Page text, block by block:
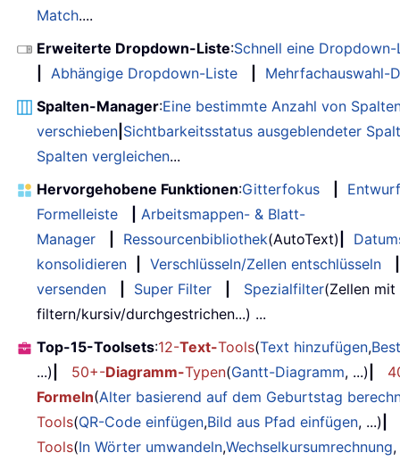
Match....
Erweiterte Dropdown-Liste:Schnell eine
Abhängige Dropdown-Liste
Mehrfachauswahl-
Spalten-Manager:Eine bestimmte Anzahl von
verschieben Sichtbarkeitsstatus ausgeblendeter
Spalten vergleichen...
Hervorgehobene Funktionen:Gitterfokus
Entwurf
Formelleiste
Arbeitsmappen- & Blatt-
Manager
Ressourcenbibliothek(AutoText)
konsolidieren
Verschlüsseln/Zellen entschlüsseln
versenden
Super Filter Spezialfilter(Zellen
filtern/kursiv/durchgestrichen...) ...
Top-15-Toolsets:12-Text-Tools(Text hinzufügen,
...)
50+-Diagramm-Typen(Gantt-Diagramm, ...)
Formeln(Alter basierend auf dem Geburtstag
Tools(QR-Code einfügen,Bild aus Pfad einfügen, ...)
Tools(In Wörter umwandeln,Wechselkursumrechnung